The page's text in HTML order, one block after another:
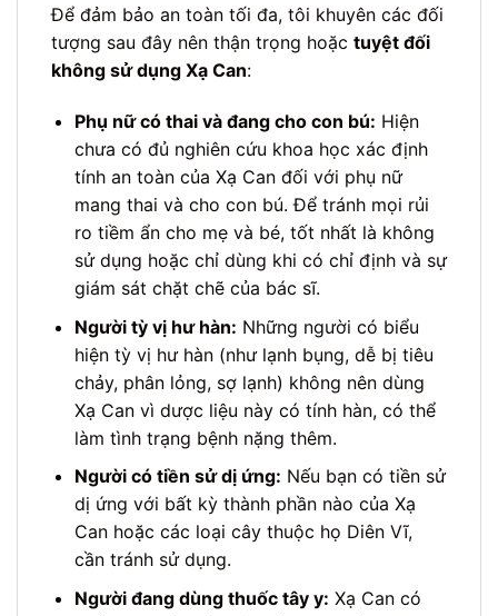
Để đảm bảo an toàn tối đa, tôi khuyên các đối
tượng sau đây nên thận trọng hoặc tuyệt đối
không sử dụng Xạ Can:
Phụ nữ có thai và đang cho con bú: Hiện
chưa có đủ nghiên cứu khoa học xác định
tính an toàn của Xạ Can đối với phụ nữ
mang thai và cho con bú. Để tránh mọi rủi
ro tiềm ẩn cho mẹ và bé, tốt nhất là không
sử dụng hoặc chỉ dùng khi có chỉ định và sự
giám sát chặt chẽ của bác sĩ.
Người tỳ vị hư hàn: Những người có biểu
hiện tỳ vị hư hàn (như lạnh bụng, dễ bị tiêu
chảy, phân lỏng, sợ lạnh) không nên dùng
Xạ Can vì dược liệu này có tính hàn, có thể
làm tình trạng bệnh nặng thêm.
Người có tiền sử dị ứng: Nếu bạn có tiền sử
dị ứng với bất kỳ thành phần nào của Xạ
Can hoặc các loại cây thuộc họ Diên Vĩ,
cần tránh sử dụng.
Người đang dùng thuốc tây y: Xạ Can có